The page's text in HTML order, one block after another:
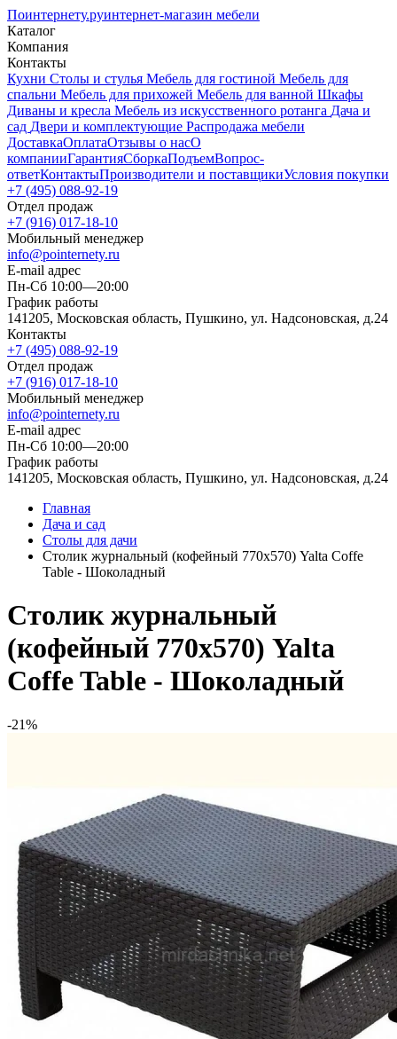
Поинтернету.руинтернет-магазин мебели
Каталог
Компания
Контакты
Кухни Столы и стулья Мебель для гостиной Мебель для
спальни Мебель для прихожей Мебель для ванной Шкафы
Диваны и кресла Мебель из искусственного ротанга Дача и
сад Двери и комплектующие Распродажа мебели
ДоставкаОплатаОтзывы о насО
компанииГарантияСборкаПодъемВопрос-
ответКонтактыПроизводители и поставщикиУсловия покупки
+7 (495) 088-92-19
Отдел продаж
+7 (916) 017-18-10
Мобильный менеджер
info@pointernety.ru
E-mail адрес
Пн-Сб 10:00—20:00
График работы
141205, Московская область, Пушкино, ул. Надсоновская, д.24
Контакты
+7 (495) 088-92-19
Отдел продаж
+7 (916) 017-18-10
Мобильный менеджер
info@pointernety.ru
E-mail адрес
Пн-Сб 10:00—20:00
График работы
141205, Московская область, Пушкино, ул. Надсоновская, д.24
Главная
Дача и сад
Столы для дачи
Столик журнальный (кофейный 770х570) Yalta Coffe
Table - Шоколадный
Столик журнальный
(кофейный 770х570) Yalta
Coffe Table - Шоколадный
-21%